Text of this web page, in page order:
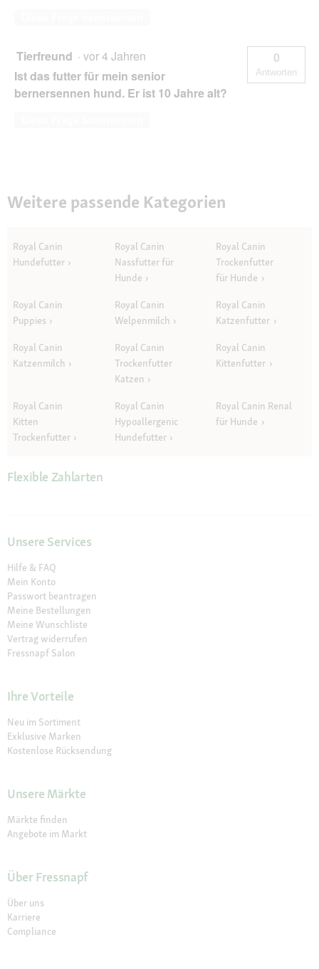
Tierfreund · vor 4 Jahren
Ist das futter für mein senior
bernersennen hund. Er ist 10 Jahre alt?
0
Antworten
Weitere passende Kategorien
Royal Canin
Hundefutter
Royal Canin
Nassfutter für
Hunde
Royal Canin
Trockenfutter
für Hunde
Royal Canin
Puppies
Royal Canin
Welpenmilch
Royal Canin
Katzenfutter
Royal Canin
Katzenmilch
Royal Canin
Trockenfutter
Katzen
Royal Canin
Kittenfutter
Royal Canin
Kitten
Trockenfutter
Royal Canin
Hypoallergenic
Hundefutter
Royal Canin Renal
für Hunde
Flexible Zahlarten
Unsere Services
Hilfe & FAQ
Mein Konto
Passwort beantragen
Meine Bestellungen
Meine Wunschliste
Vertrag widerrufen
Fressnapf Salon
Ihre Vorteile
Neu im Sortiment
Exklusive Marken
Kostenlose Rücksendung
Unsere Märkte
Märkte finden
Angebote im Markt
Über Fressnapf
Über uns
Karriere
Compliance